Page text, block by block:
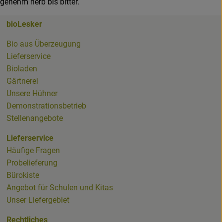
bioLesker
Bio aus Überzeugung
Lieferservice
Bioladen
Gärtnerei
Unsere Hühner
Demonstrationsbetrieb
Stellenangebote
Lieferservice
Häufige Fragen
Probelieferung
Bürokiste
Angebot für Schulen und Kitas
Unser Liefergebiet
Rechtliches